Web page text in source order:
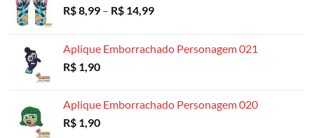
R$8,99 – R$ 14,99Faixa
R$ 8,99
Aplique Emborrachado Personagem 021
R$ 1,90
Aplique Emborrachado Personagem 020
R$ 1,90